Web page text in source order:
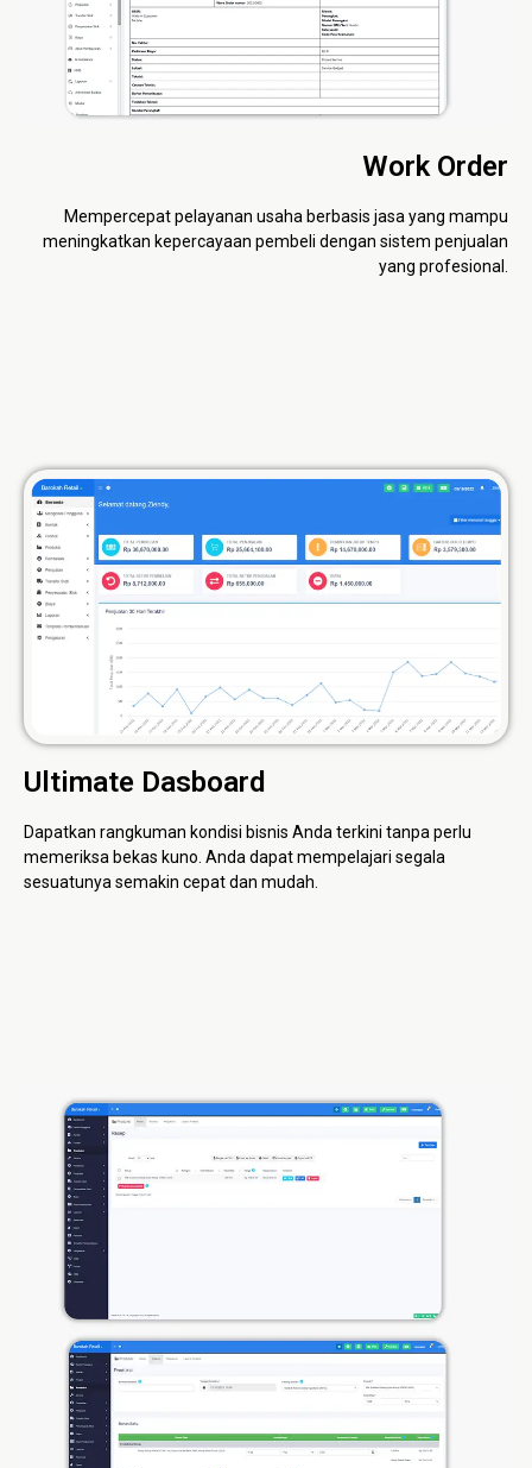
Work Order
Mempercepat pelayanan usaha berbasis jasa yang mampu
meningkatkan kepercayaan pembeli dengan sistem penjualan
yang profesional.
Ultimate Dasboard
Dapatkan rangkuman kondisi bisnis Anda terkini tanpa perlu
memeriksa bekas kuno. Anda dapat mempelajari segala
sesuatunya semakin cepat dan mudah.